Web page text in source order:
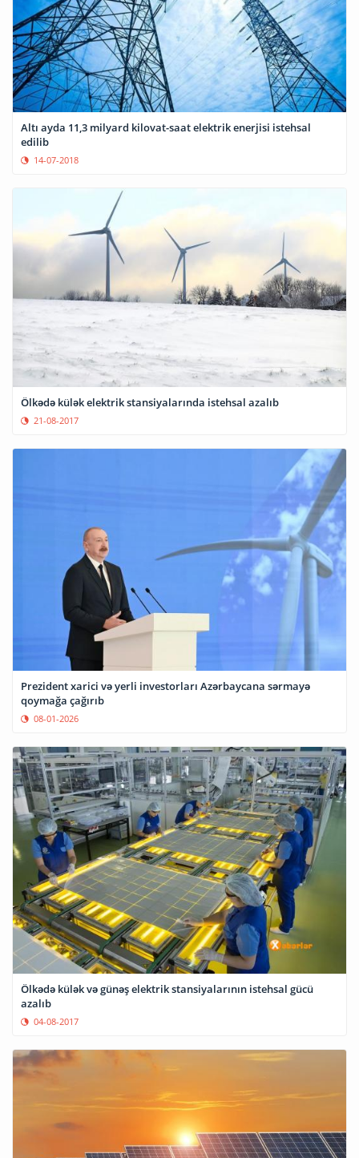
Altı ayda 11,3 milyard kilovat-saat elektrik enerjisi istehsal
edilib
14-07-2018
Ölkədə külək elektrik stansiyalarında istehsal azalıb
21-08-2017
Prezident xarici və yerli investorları Azərbaycana sərmayə
qoymağa çağırıb
08-01-2026
Ölkədə külək və günəş elektrik stansiyalarının istehsal gücü
azalıb
04-08-2017